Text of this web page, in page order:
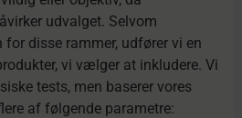
udvalget. Selvom
disse rammer, udfører vi en
vi vælger at inkludere. Vi
tests, men baserer vores
af følgende parametre: